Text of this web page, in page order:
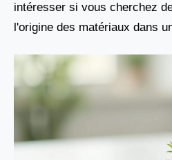
intéresser si vous cherchez
l'origine des matériaux dans